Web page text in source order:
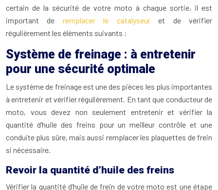
certain de la sécurité de votre moto à chaque sortie, il est
important de remplacer le catalyseuret de vérifier
régulièrement les éléments suivants :
Système de freinage : à entretenir
pour une sécurité optimale
Le système de freinage est une des pièces les plus importantes
à entretenir et vérifier régulièrement. En tant que conducteur de
moto, vous devez non seulement entretenir et vérifier la
quantité d’huile des freins pour un meilleur contrôle et une
conduite plus sûre, mais aussi remplacer les plaquettes de frein
si nécessaire.
Revoir la quantité d’huile des freins
Vérifier la quantité d’huile de frein de votre moto est une étape